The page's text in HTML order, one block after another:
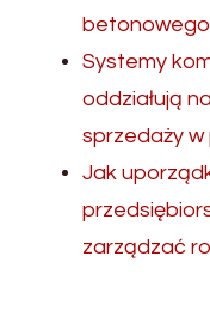
Systemy
oddziałują
sprzedaży w
Jak
zarządzać